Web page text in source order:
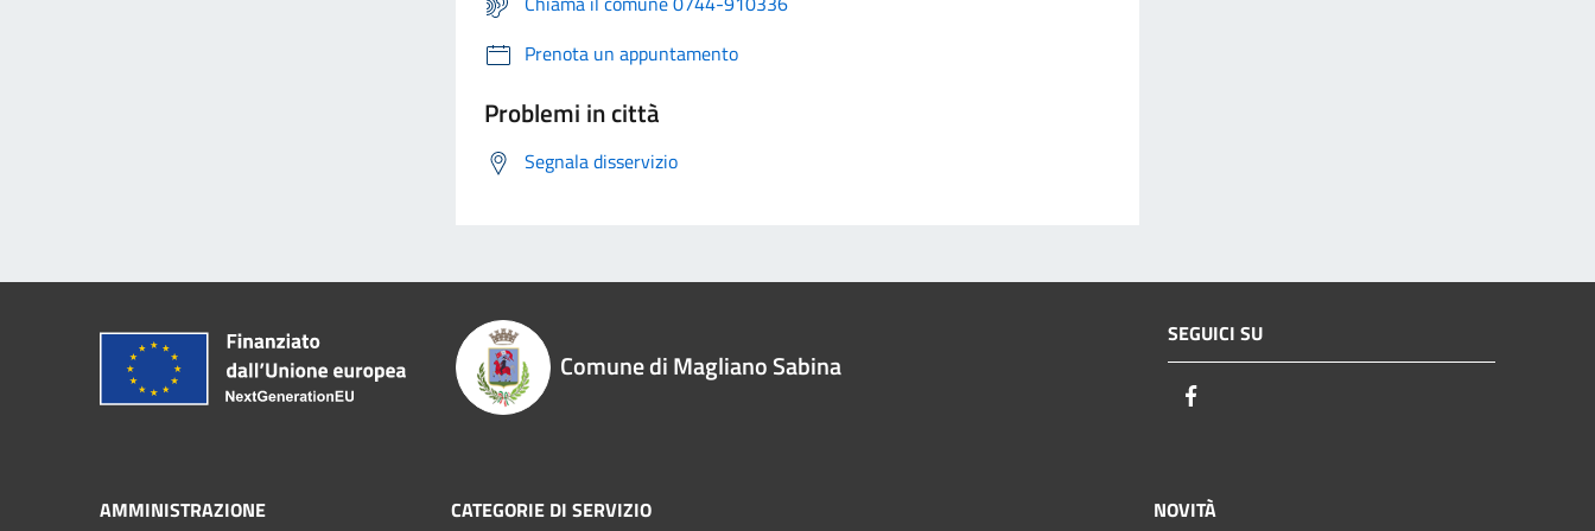
Prenota un appuntamento
Problemi in città
Segnala disservizio
Comune di Magliano Sabina
SEGUICI SU
AMMINISTRAZIONE CATEGORIE DI SERVIZIO NOVITÀ